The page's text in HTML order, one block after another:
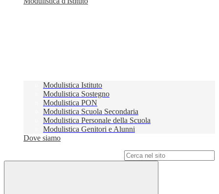
Modulistica Istituto
Modulistica Sostegno
Modulistica PON
Modulistica Scuola Secondaria
Modulistica Personale della Scuola
Modulistica Genitori e Alunni
Dove siamo